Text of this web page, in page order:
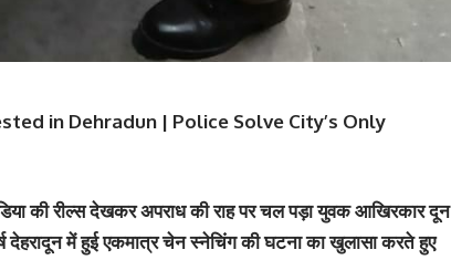
in Dehradun | Police Solve City’s Only
की रील्स देखकर अपराध की राह पर चल पड़ा युवक आखिरकार दून
में हुई एकमात्र चेन स्नेचिंग की घटना का खुलासा करते हुए